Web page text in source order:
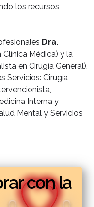
los recursos
Dra.
Clínica Médica) y la
en Cirugía General).
Servicios: Cirugía
Interna y
Mental y Servicios
con la